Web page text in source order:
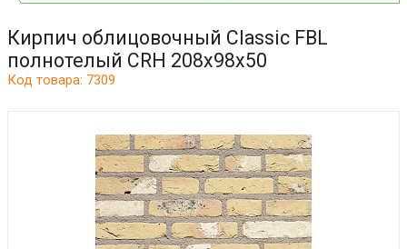
Кирпич облицовочный Classic FBL
полнотелый CRH 208x98x50
Код товара: 7309